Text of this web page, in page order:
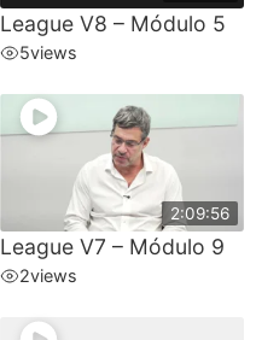
League V8 – Módulo 5
5views
2:09:56
League V7 – Módulo 9
2views